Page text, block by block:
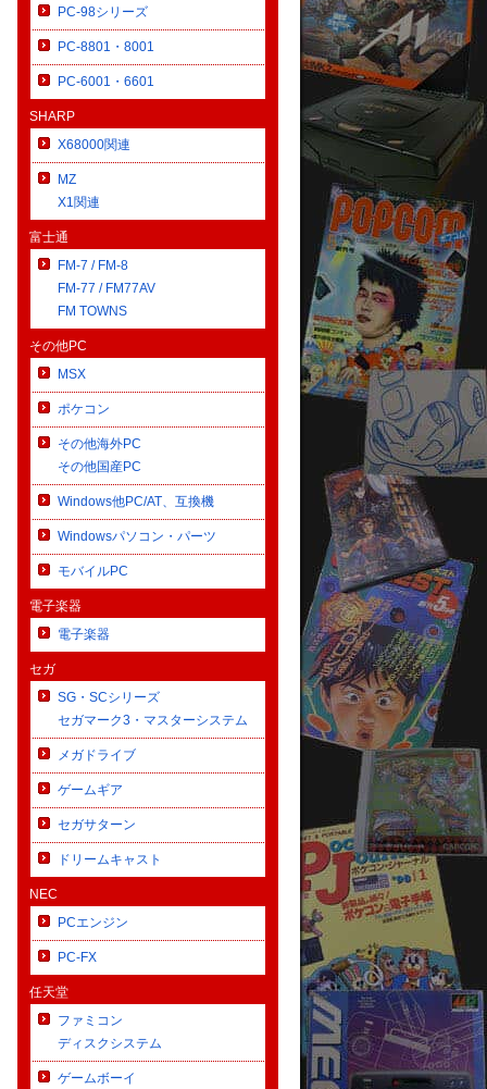
PC-98シリーズ
PC-8801・8001
PC-6001・6601
SHARP
X68000関連
MZ
X1関連
富士通
FM-7 / FM-8
FM-77 / FM77AV
FM TOWNS
その他PC
MSX
ポケコン
その他海外PC
その他国産PC
Windows他PC/AT、互換機
Windowsパソコン・パーツ
モバイルPC
電子楽器
電子楽器
セガ
SG・SCシリーズ
セガマーク3・マスターシステム
メガドライブ
ゲームギア
セガサターン
ドリームキャスト
NEC
PCエンジン
PC-FX
任天堂
ファミコン
ディスクシステム
ゲームボーイ